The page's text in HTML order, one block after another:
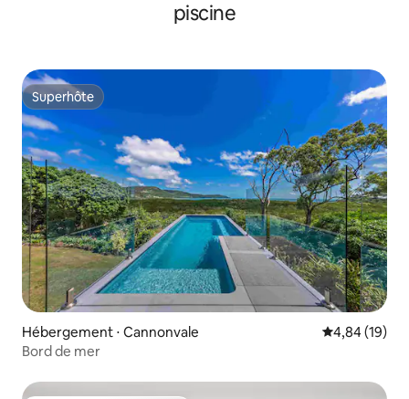
piscine
Superhôte
Superhôte
Hébergement ⋅ Cannonvale Évaluation
4,84 (19)
Bord de mer